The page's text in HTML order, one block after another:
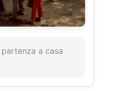
a casa